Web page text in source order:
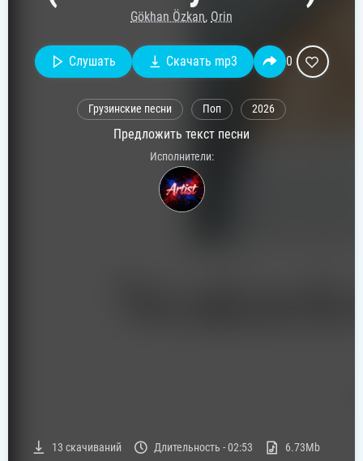
Gökhan Özkan, Orin
Слушать Скачать mp3 0
Грузинские песни Поп 2026
Предложить текст песни
Исполнители:
13 скачиваний Длительность -02:53
6.73Mb